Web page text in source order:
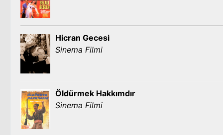
Hicran Gecesi
Sinema Filmi
Öldürmek Hakkımdır
Sinema Filmi